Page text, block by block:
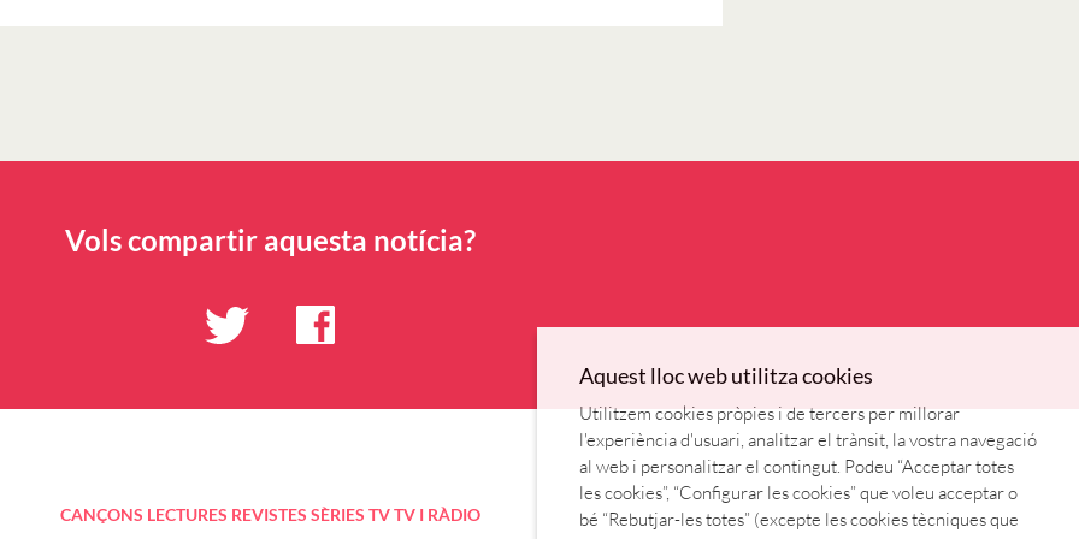
Vols compartir aquesta notícia?
CANÇONS LECTURES REVISTES SÈRIES TV TV I RÀDIO
Aquest lloc web utilitza cookies
Utilitzem cookies pròpies i de tercers per millorar
l'experiència d'usuari, analitzar el trànsit, la vostra navegació
al web i personalitzar el contingut. Podeu “Acceptar totes
les cookies”, “Configurar les cookies” que voleu acceptar o
bé “Rebutjar-les totes” (excepte les cookies tècniques que